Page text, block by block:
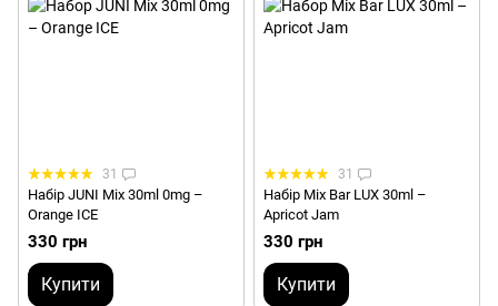
31
Набір JUNI Mix 30ml 0mg –
Orange ICE
330 грн
Купити
31
Набір Mix Bar LUX 30ml –
Apricot Jam
330 грн
Купити